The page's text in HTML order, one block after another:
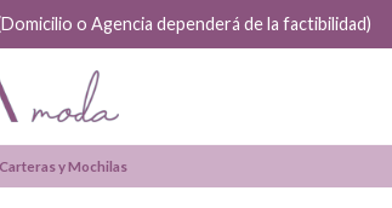
o Agencia dependerá de la factibilidad)
y Mochilas